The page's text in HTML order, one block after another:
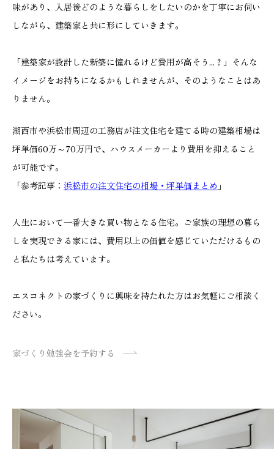
味があり、入居後どのような暮らしをしたいのかを丁寧にお伺い
しながら、建築家と共に形にしていきます。
「建築家が設計した新築に憧れるけど費用が高そう...？」そんな
イメージをお持ちになるかもしれませんが、そのようなことはあ
りません。
湖西市や浜松市周辺の工務店が注文住宅を建てる時の建築相場は
坪単価60万～70万円で、ハウスメーカーより費用を抑えること
が可能です。
「参考記事： 浜松市の注文住宅の相場・坪単価まとめ 」
人生において一番大きな買い物となる住宅。ご家族の理想の暮ら
しを実現できる家には、費用以上の価値を感じていただけるもの
と私たちは考えています。
エスコネクトの家づくりに興味を持たれた方はお気軽にご相談く
ださい。
家づくり勉強会を予約する